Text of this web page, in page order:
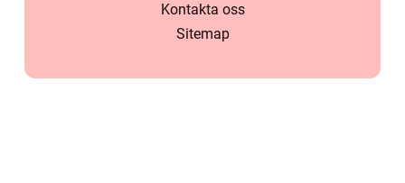
Kontakta oss
Sitemap